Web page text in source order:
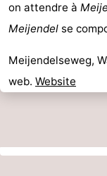
on attendre à
Meijendel se
Meijendelseweg,
web. Website